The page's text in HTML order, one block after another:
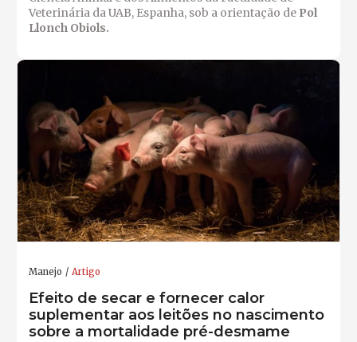
Veterinária da UAB, Espanha, sob a orientação de Pol
Llonch Obiols.
Manejo Artigo
Efeito de secar e fornecer calor
suplementar aos leitões no nascimento
sobre a mortalidade pré-desmame